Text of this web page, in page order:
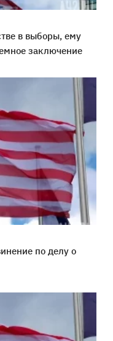
в выборы, ему
заключение
по делу о